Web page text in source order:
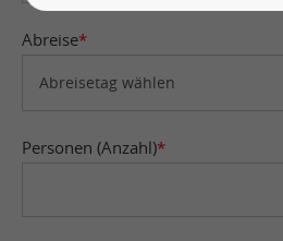
Abreise*
Personen (Anzahl)*